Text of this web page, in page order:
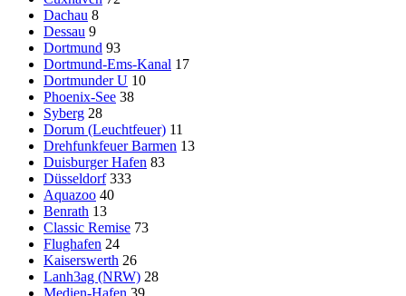
Dachau 8
Dessau 9
Dortmund 93
Dortmund-Ems-Kanal 17
Dortmunder U 10
Phoenix-See 38
Syberg 28
Dorum (Leuchtfeuer) 11
Drehfunkfeuer Barmen 13
Duisburger Hafen 83
Düsseldorf 333
Aquazoo 40
Benrath 13
Classic Remise 73
Flughafen 24
Kaiserswerth 26
Lanh3ag (NRW) 28